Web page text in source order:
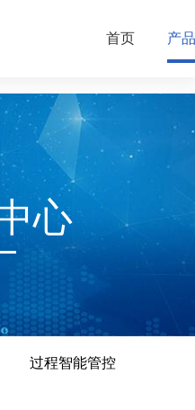
首页 产
心
过程智能管控